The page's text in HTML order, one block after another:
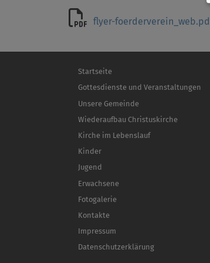
flyer-
Hauptnavigation
Startseite
Gottesdienste und Veranstaltungen
Unsere Gemeinde
Wiederaufbau Christuskirche
Kirche im Lebenslauf
Kinder
Jugend
Erwachsene
Fotogalerie
Kontakte
Impressum
Datenschutzerklärung